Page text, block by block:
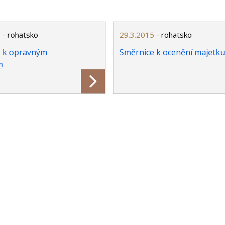
k opravným
- rohatsko
Směrnice k ocenění majetku
29.3.2015 -rohatsko